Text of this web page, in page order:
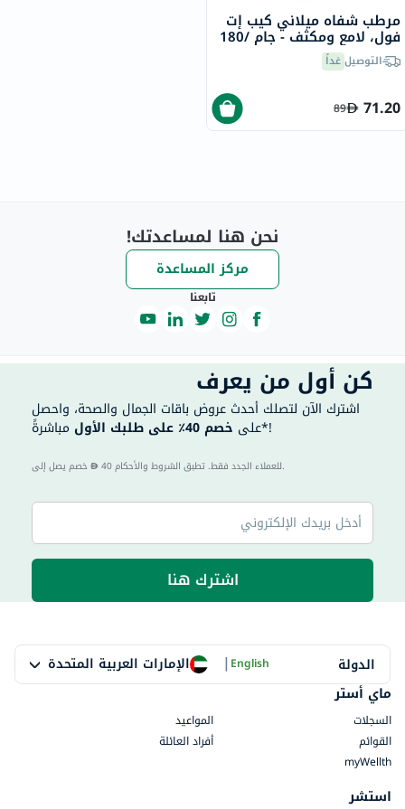
مرطب شفاه ميلاني كيب إت
فول، لامع ومكثف - جام /180
التوصيلغداً
71.20
89
نحن هنا لمساعدتك!
مركز المساعدة
تابعنا
كن أول من يعرف
اشترك الآن لتصلك أحدث عروض باقات الجمال والصحة، واحصل
على خصم 40٪ على طلبك الأول مباشرةً*!
40 للعملاء الجدد فقط. تطبق الشروط والأحكام.
اشترك هنا
الدولة الإمارات العربية المتحدة |English
ماي أستر
السجلات
المواعيد
القوائم
أفراد العائلة
myWellth
استشر